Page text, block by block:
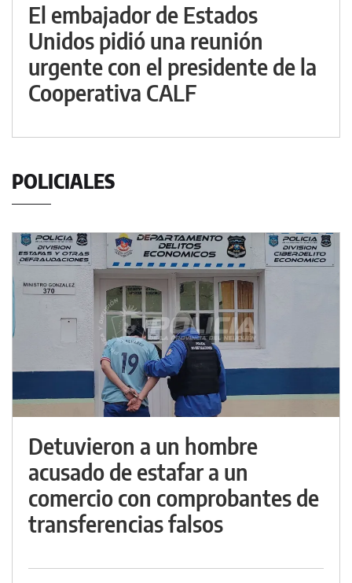
El embajador de Estados
Unidos pidió una reunión
urgente con el presidente de la
Cooperativa CALF
POLICIALES
Detuvieron a un hombre
acusado de estafar a un
comercio con comprobantes de
transferencias falsos